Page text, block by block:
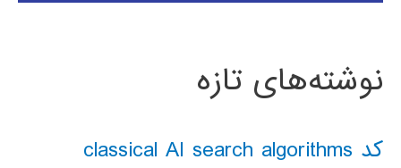
نوشته‌های تازه
کد classical AI search algorithms